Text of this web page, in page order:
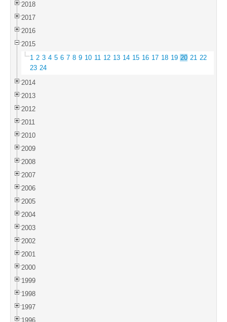
2018
2017
2016
2015
1 2 3 4 5 6 7 8 9 10 11 12 13 14 15 16 17 18 19 20 21 22
23 24
2014
2013
2012
2011
2010
2009
2008
2007
2006
2005
2004
2003
2002
2001
2000
1999
1998
1997
1996